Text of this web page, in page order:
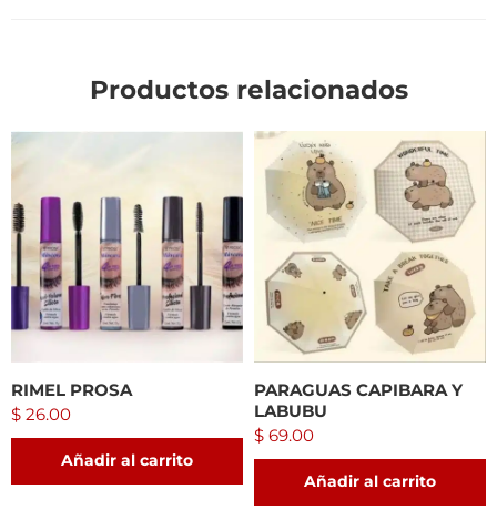
Productos relacionados
RIMEL PROSA
$ 26.00
Añadir al carrito
PARAGUAS CAPIBARA Y
LABUBU
$ 69.00
Añadir al carrito